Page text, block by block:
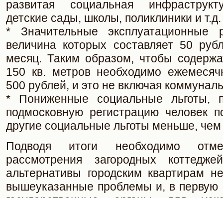
развитая социальная
детские сады, школы, поликлиники и т.д.
* Значительные эксплуатационные
величина которых составляет 50
месяц. Таким образом, чтобы
150 кв. метров необходимо
500 рублей, и это не включая
* Пониженные социальные льготы,
подмосковную регистрацию человек
другие социальные льготы меньше,
Подводя итоги необходимо
рассмотрения загородных
альтернативы городским квартирам
вышеуказанные проблемы и, в первую